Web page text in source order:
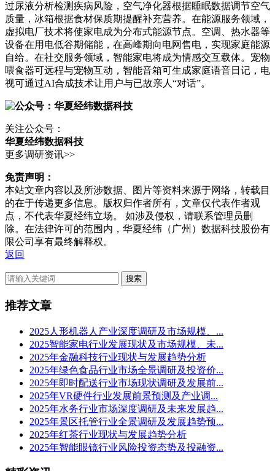
过尿液分析检测疾病风险，空气净化器根据睡眠数据调节空气
质量，冰箱根据食材保质期提醒补充营养。在能源服务领域，
虚拟电厂技术将使家电成为分布式能源节点。空调、热水器等
设备在用电低谷期储能，在高峰期向电网售电，实现家庭能源
自给。在社交服务领域，智能家电将成为情感交互载体。宠物
喂食器可远程与宠物互动，智能音箱可生成家庭语音日记，电
视可通过AI合成技术让用户与已故亲人“对话”。
关注公众号：
华夏经纬数据科技
更多调研资讯>>
免责声明：
本站文章内容以及所涉数据、图片等资料来源于网络，转载目
的在于传递更多信息。版权归作者所有，文章仅代表作者观
点，不代表华夏经纬立场。 如涉及侵权，请联系管理员删
除。在法律许可的范围内，华夏经纬（广州）数据科技股份有
限公司享有最终解释权。
返回
搜索
推荐文章
2025人形机器人产业深度调研及市场规模、...
2025智能家电行业发展现状及市场规模、未...
2025年金融科技行业现状与发展趋势分析
2025年绿色食品行业市场全景调研及投资价...
2025年即时配送行业市场现状调研及发展前...
2025年VR硬件行业发展前景预测及产业调...
2025年水务行业市场深度调研及未来发展趋...
2025年景区托管行业全景调研及发展趋势预...
2025年红茶行业现状与发展趋势分析
2025年智能眼镜行业风险投资态势及投融资...